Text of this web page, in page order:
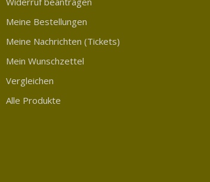
Meine Bestellungen
Meine Nachrichten (Tickets)
Mein Wunschzettel
Vergleichen
Alle Produkte